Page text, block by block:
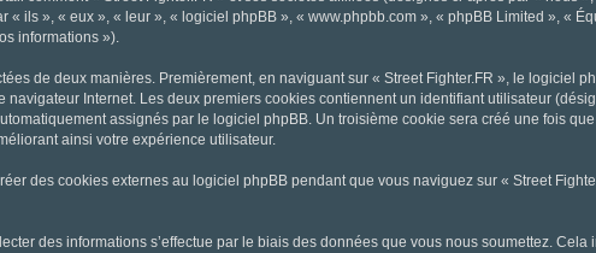
« ils », « eux », « leur », « logiciel phpBB », « www.phpbb.com », « phpBB Limited », «
informations »).
de deux manières. Premièrement, en naviguant sur « Street Fighter.FR », le logiciel
navigateur Internet. Les deux premiers cookies contiennent un identifiant utilisateur
assignés par le logiciel phpBB. Un troisième cookie sera créé une fois
ainsi votre expérience utilisateur.
des cookies externes au logiciel phpBB pendant que vous naviguez sur « Street
des informations s’effectue par le biais des données que vous nous soumettez.